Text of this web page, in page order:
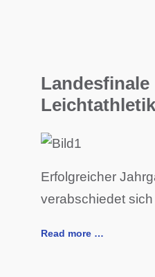
Landesfinale
Erfolgreicher
verabschiedet
Read more …